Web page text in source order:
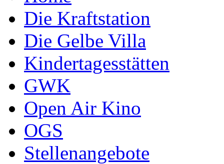
Die Kraftstation
Die Gelbe Villa
Kindertagesstätten
GWK
Open Air Kino
OGS
Stellenangebote